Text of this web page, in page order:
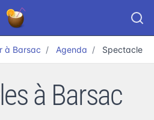
à Barsac Agenda Spectacle
à Barsac